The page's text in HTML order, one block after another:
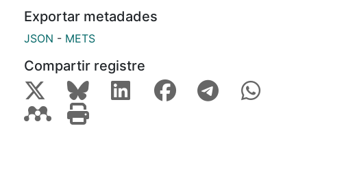
Exportar metadades
JSON - METS
Compartir registre